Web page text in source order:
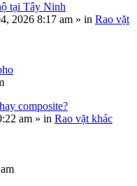
tại Tây Ninh
2026 8:17 am » in Rao vặt
composite?
am » in Rao vặt khác